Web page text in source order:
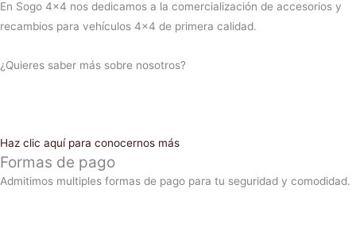
En Sogo 4×4 nos dedicamos a la comercialización de accesorios y
recambios para vehículos 4×4 de primera calidad.
¿Quieres saber más sobre nosotros?
Haz clic aquí para conocernos más
Formas de pago
Admitimos multiples formas de pago para tu seguridad y comodidad.